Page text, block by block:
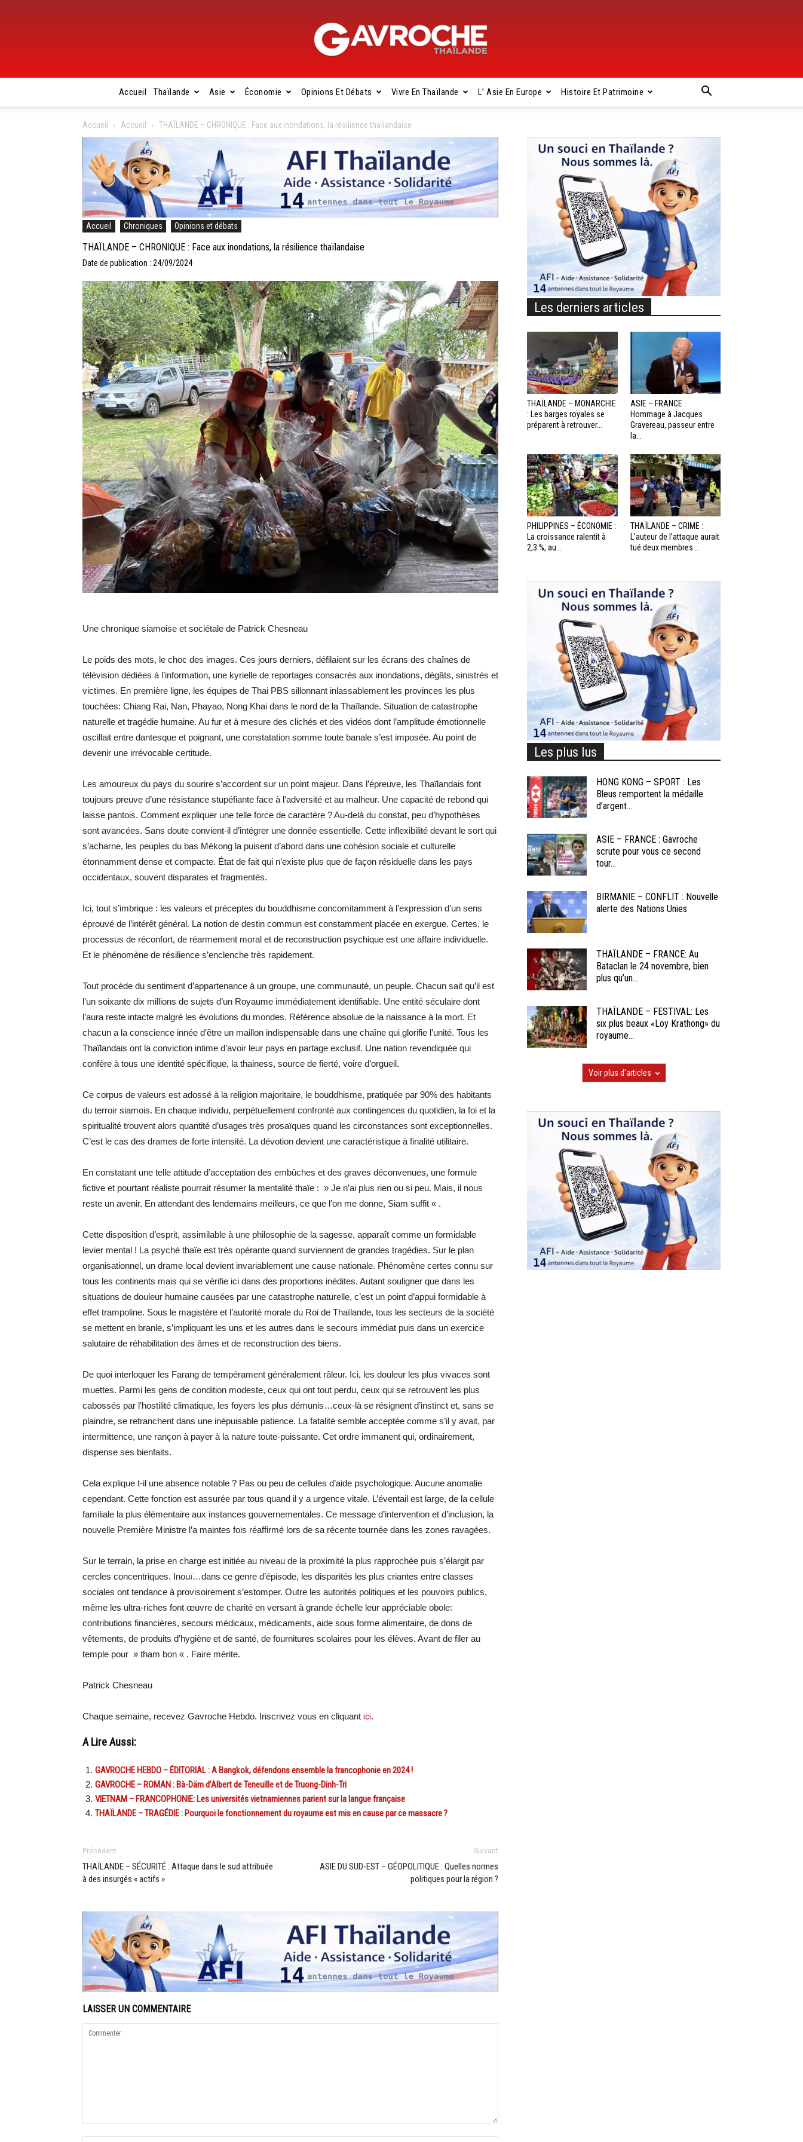
Gavroche
Thaïlande
Accueil Thaïlande Asie Économie Opinions Et Débats Vivre En Thaïlande L’ Asie En Europe Histoire Et Patrimoine
Accueil Accueil THAÏLANDE – CHRONIQUE : Face aux inondations, la résilience thaïlandaise
Accueil Chroniques Opinions et débats
THAÏLANDE – CHRONIQUE : Face aux inondations, la résilience thaïlandaise
Date de publication : 24/09/2024
Une chronique siamoise et sociétale de Patrick Chesneau
Le poids des mots, le choc des images. Ces jours derniers, défilaient sur les écrans des chaînes de
télévision dédiées à l’information, une kyrielle de reportages consacrés aux inondations, dégâts, sinistrés et
victimes. En première ligne, les équipes de Thai PBS sillonnant inlassablement les provinces les plus
touchées: Chiang Rai, Nan, Phayao, Nong Khai dans le nord de la Thaïlande. Situation de catastrophe
naturelle et tragédie humaine. Au fur et à mesure des clichés et des vidéos dont l’amplitude émotionnelle
oscillait entre dantesque et poignant, une constatation somme toute banale s’est imposée. Au point de
devenir une irrévocable certitude.
Les amoureux du pays du sourire s’accordent sur un point majeur. Dans l’épreuve, les Thaïlandais font
toujours preuve d’une résistance stupéfiante face à l’adversité et au malheur. Une capacité de rebond qui
laisse pantois. Comment expliquer une telle force de caractère ? Au-delà du constat, peu d’hypothèses
sont avancées. Sans doute convient-il d’intégrer une donnée essentielle. Cette inflexibilité devant le sort qui
s’acharne, les peuples du bas Mékong la puisent d’abord dans une cohésion sociale et culturelle
étonnamment dense et compacte. État de fait qui n’existe plus que de façon résiduelle dans les pays
occidentaux, souvent disparates et fragmentés.
Ici, tout s’imbrique : les valeurs et préceptes du bouddhisme concomitamment à l’expression d’un sens
éprouvé de l’intérêt général. La notion de destin commun est constamment placée en exergue. Certes, le
processus de réconfort, de réarmement moral et de reconstruction psychique est une affaire individuelle.
Et le phénomène de résilience s’enclenche très rapidement.
Tout procède du sentiment d’appartenance à un groupe, une communauté, un peuple. Chacun sait qu’il est
l’un soixante dix millions de sujets d’un Royaume immédiatement identifiable. Une entité séculaire dont
l’aura reste intacte malgré les évolutions du mondes. Référence absolue de la naissance à la mort. Et
chacun a la conscience innée d’être un maillon indispensable dans une chaîne qui glorifie l’unité. Tous les
Thaïlandais ont la conviction intime d’avoir leur pays en partage exclusif. Une nation revendiquée qui
confère à tous une identité spécifique, la thainess, source de fierté, voire d’orgueil.
Ce corpus de valeurs est adossé à la religion majoritaire, le bouddhisme, pratiquée par 90% des habitants
du terroir siamois. En chaque individu, perpétuellement confronté aux contingences du quotidien, la foi et la
spiritualité trouvent alors quantité d’usages très prosaïques quand les circonstances sont exceptionnelles.
C’est le cas des drames de forte intensité. La dévotion devient une caractéristique à finalité utilitaire.
En constatant une telle attitude d’acceptation des embûches et des graves déconvenues, une formule
fictive et pourtant réaliste pourrait résumer la mentalité thaïe : » Je n’ai plus rien ou si peu. Mais, il nous
reste un avenir. En attendant des lendemains meilleurs, ce que l’on me donne, Siam suffit « .
Cette disposition d’esprit, assimilable à une philosophie de la sagesse, apparaît comme un formidable
levier mental ! La psyché thaïe est très opérante quand surviennent de grandes tragédies. Sur le plan
organisationnel, un drame local devient invariablement une cause nationale. Phénomène certes connu sur
tous les continents mais qui se vérifie ici dans des proportions inédites. Autant souligner que dans les
situations de douleur humaine causées par une catastrophe naturelle, c’est un point d’appui formidable à
effet trampoline. Sous le magistère et l’autorité morale du Roi de Thaïlande, tous les secteurs de la société
se mettent en branle, s’impliquant les uns et les autres dans le secours immédiat puis dans un exercice
salutaire de réhabilitation des âmes et de reconstruction des biens.
De quoi interloquer les Farang de tempérament généralement râleur. Ici, les douleur les plus vivaces sont
muettes. Parmi les gens de condition modeste, ceux qui ont tout perdu, ceux qui se retrouvent les plus
cabossés par l’hostilité climatique, les foyers les plus démunis…ceux-là se résignent d’instinct et, sans se
plaindre, se retranchent dans une inépuisable patience. La fatalité semble acceptée comme s’il y avait, par
intermittence, une rançon à payer à la nature toute-puissante. Cet ordre immanent qui, ordinairement,
dispense ses bienfaits.
Cela explique t-il une absence notable ? Pas ou peu de cellules d’aide psychologique. Aucune anomalie
cependant. Cette fonction est assurée par tous quand il y a urgence vitale. L’éventail est large, de la cellule
familiale la plus élémentaire aux instances gouvernementales. Ce message d’intervention et d’inclusion, la
nouvelle Première Ministre l’a maintes fois réaffirmé lors de sa récente tournée dans les zones ravagées.
Sur le terrain, la prise en charge est initiée au niveau de la proximité la plus rapprochée puis s’élargit par
cercles concentriques. Inouï…dans ce genre d’épisode, les disparités les plus criantes entre classes
sociales ont tendance à provisoirement s’estomper. Outre les autorités politiques et les pouvoirs publics,
même les ultra-riches font œuvre de charité en versant à grande échelle leur appréciable obole:
contributions financières, secours médicaux, médicaments, aide sous forme alimentaire, de dons de
vêtements, de produits d’hygiène et de santé, de fournitures scolaires pour les élèves. Avant de filer au
temple pour » tham bon « . Faire mérite.
Patrick Chesneau
Chaque semaine, recevez Gavroche Hebdo. Inscrivez vous en cliquant ici.
A Lire Aussi:
GAVROCHE HEBDO – ÉDITORIAL : A Bangkok, défendons ensemble la francophonie en 2024 !
GAVROCHE – ROMAN : Bà-Däm d’Albert de Teneuille et de Truong-Dinh-Tri
VIETNAM – FRANCOPHONIE: Les universités vietnamiennes parient sur la langue française
THAÏLANDE – TRAGÉDIE : Pourquoi le fonctionnement du royaume est mis en cause par ce massacre ?
Précédent
THAÏLANDE – SÉCURITÉ : Attaque dans le sud attribuée
à des insurgés « actifs »
Suivant
ASIE DU SUD-EST – GÉOPOLITIQUE : Quelles normes
politiques pour la région ?
LAISSER UN COMMENTAIRE
Les derniers articles
THAÏLANDE – MONARCHIE
: Les barges royales se
préparent à retrouver...
ASIE – FRANCE :
Hommage à Jacques
Gravereau, passeur entre
la...
PHILIPPINES – ÉCONOMIE :
La croissance ralentit à
2,3 %, au...
THAÏLANDE – CRIME :
L’auteur de l’attaque aurait
tué deux membres...
Les plus lus
HONG KONG – SPORT : Les
Bleus remportent la médaille
d’argent...
ASIE – FRANCE : Gavroche
scrute pour vous ce second
tour...
BIRMANIE – CONFLIT : Nouvelle
alerte des Nations Unies
THAÏLANDE – FRANCE: Au
Bataclan le 24 novembre, bien
plus qu’un...
THAÏLANDE – FESTIVAL: Les
six plus beaux «Loy Krathong» du
royaume...
Voir plus d'articles